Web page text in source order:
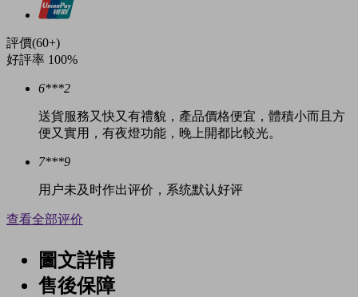
評價(60+)
好評率 100%
6***2
送貨服務又快又有禮貌，產品價格便宜，體積小而且方
便又實用，有夜燈功能，晚上開都比較光。
7***9
用户未及时作出评价，系统默认好评
查看全部评价
圖文詳情
售後保障